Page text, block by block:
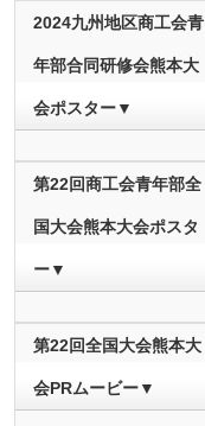
2024九州地区商工会青
年部合同研修会熊本大
会ポスター▼
第22回商工会青年部全
国大会熊本大会ポスタ
ー▼
第22回全国大会熊本大
会PRムービー▼